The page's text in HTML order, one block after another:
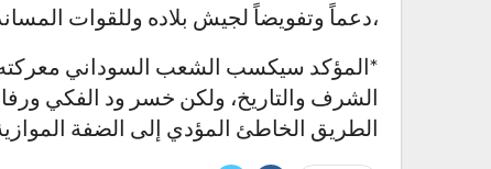
،دعماً وتفويضاً لجيش بلاده وللقوات
*المؤكد سيكسب الشعب السوداني
الشرف والتاريخ، ولكن خسر ود الفكي
الطريق الخاطئ المؤدي إلى الضفة